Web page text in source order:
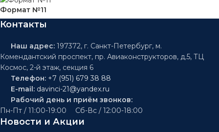
Формат №11
Контакты
Наш адрес: 197372, г. Санкт-Петербург, м.
Комендантский проспект, пр. Авиаконструкторов, д.5, ТЦ
Космос, 2-й этаж, секция 6
Телефон: +7 (951) 679 38 88
E-mail: davinci-21@yandex.ru
Рабочий день и приём звонков:
Пн-Пт / 11:00-19:00 Сб-Вс / 12:00-18:00
Новости и Акции